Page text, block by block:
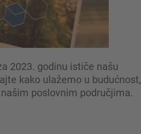
2023. godinu ističe našu
kako ulažemo u budućnost,
poslovnim područjima.